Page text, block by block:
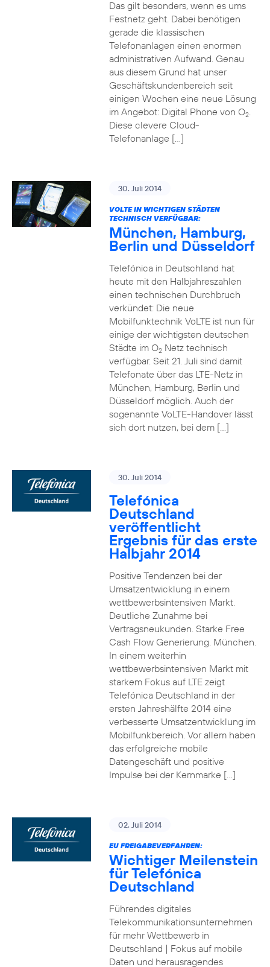
Das gilt besonders, wenn es ums
Festnetz geht. Dabei benötigen
gerade die klassischen
Telefonanlagen einen enormen
administrativen Aufwand. Genau
aus diesem Grund hat unser
Geschäftskundenbereich seit
einigen Wochen eine neue Lösung
im Angebot: Digital Phone von O2.
Diese clevere Cloud-
Telefonanlage […]
30. Juli 2014
VOLTE IN WICHTIGEN STÄDTEN
TECHNISCH VERFÜGBAR:
München, Hamburg,
Berlin und Düsseldorf
Telefónica in Deutschland hat
heute mit den Halbjahreszahlen
einen technischen Durchbruch
verkündet: Die neue
Mobilfunktechnik VoLTE ist nun für
einige der wichtigsten deutschen
Städte im O2Netz technisch
verfügbar. Seit 21. Juli sind damit
Telefonate über das LTE-Netz in
München, Hamburg, Berlin und
Düsseldorf möglich. Auch der
sogenannte VoLTE-Handover lässt
sich dort nutzen, bei dem […]
30. Juli 2014
Telefónica
Deutschland
veröffentlicht
Ergebnis für das erste
Halbjahr 2014
Positive Tendenzen bei der
Umsatzentwicklung in einem
wettbewerbsintensiven Markt.
Deutliche Zunahme bei
Vertragsneukunden. Starke Free
Cash Flow Generierung. München.
In einem weiterhin
wettbewerbsintensiven Markt mit
starkem Fokus auf LTE zeigt
Telefónica Deutschland in der
ersten Jahreshälfte 2014 eine
verbesserte Umsatzentwicklung im
Mobilfunkbereich. Vor allem haben
das erfolgreiche mobile
Datengeschäft und positive
Impulse bei der Kernmarke […]
02. Juli 2014
EU FREIGABEVERFAHREN:
Wichtiger Meilenstein
für Telefónica
Deutschland
Führendes digitales
Telekommunikationsunternehmen
für mehr Wettbewerb in
Deutschland | Fokus auf mobile
Daten und herausragendes